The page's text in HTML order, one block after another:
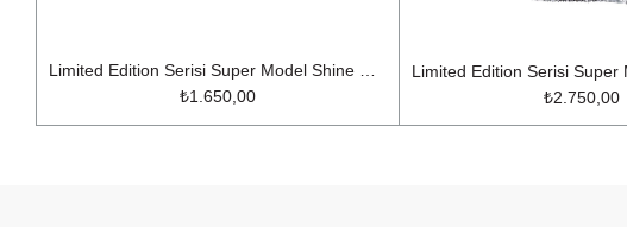
₺1.650,00
₺2.750,00